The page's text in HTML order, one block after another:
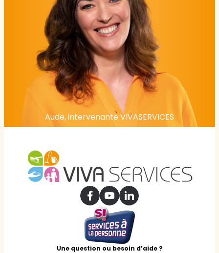
Aude, intervenante VIVASERVICES
Une question ou besoin d’aide ?